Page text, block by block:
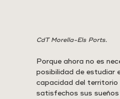
CdT Morella-Els Ports.
Porque ahora no es
posibilidad de estudiar
capacidad del territorio
satisfechos sus